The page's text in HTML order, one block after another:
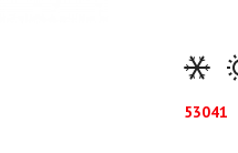
53041